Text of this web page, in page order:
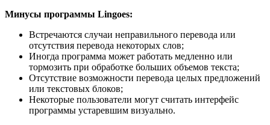
Минусы программы Lingoes:
Встречаются случаи неправильного перевода или
отсутствия перевода некоторых слов;
Иногда программа может работать медленно или
тормозить при обработке больших объемов текста;
Отсутствие возможности перевода целых предложений
или текстовых блоков;
Некоторые пользователи могут считать интерфейс
программы устаревшим визуально.